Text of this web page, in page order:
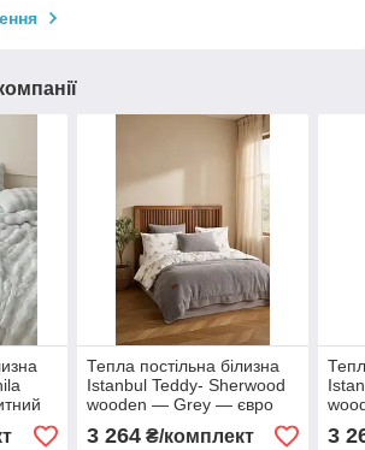
Тепла постільна білизна
Istanbul Teddy- Sherwood
wooden — Grey — євро
3 264₴/комплект
євро
3